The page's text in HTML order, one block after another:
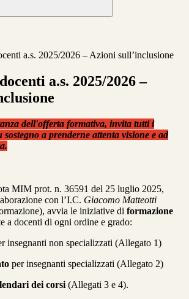
a.s. 2025/2026 – Azioni sull’inclusione
a.s. 2025/2026 –
dell'offerta formativa, invita tutti i
sostegno a prenderne attenta visione e ad
MIM prot. n. 36591 del 25 luglio 2025,
con l’I.C. Giacomo Matteotti
avvia le iniziative di formazione
a docenti di ogni ordine e grado:
insegnanti non specializzati (Allegato 1)
per insegnanti specializzati (Allegato 2)
dei corsi (Allegati 3 e 4).